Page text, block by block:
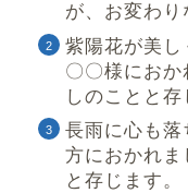
が、お変わり
紫陽花が美し
〇〇様にお
しのことと存
長雨に心も落
方におかれま
と存じます。